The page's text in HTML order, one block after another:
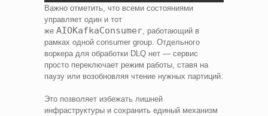
Важно отметить, что всеми состояниями
управляет один и тот
же AIOKafkaConsumer, работающий в
рамках одной consumer group. Отдельного
воркера для обработки DLQ нет — сервис
просто переключает режим работы, ставя на
паузу или возобновляя чтение нужных партиций.
Это позволяет избежать лишней
инфраструктуры и сохранить единый механизм